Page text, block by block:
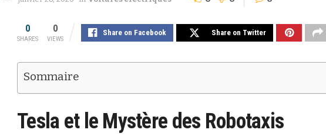
0
SHARES
0
VIEWS
Share on Facebook Share on Twitter
Sommaire
Tesla et le Mystère des Robotaxis